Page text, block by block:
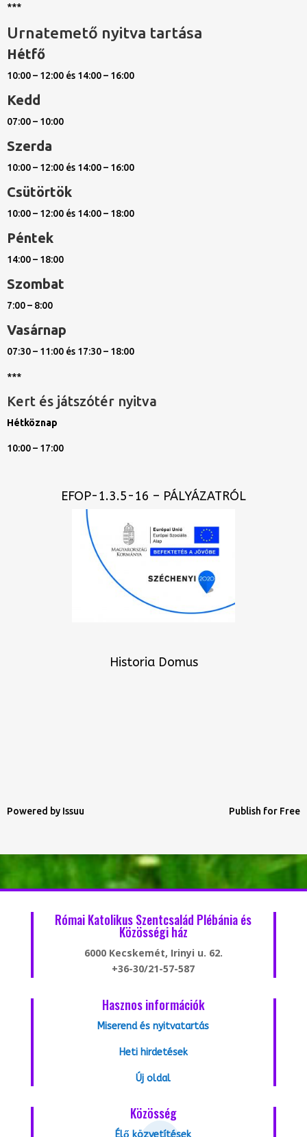
***
Urnatemető nyitva tartása
Hétfő
10:00 – 12:00 és 14:00 – 16:00
Kedd
07:00 – 10:00
Szerda
10:00 – 12:00 és 14:00 – 16:00
Csütörtök
10:00 – 12:00 és 14:00 – 18:00
Péntek
14:00 – 18:00
Szombat
7:00 – 8:00
Vasárnap
07:30 – 11:00 és 17:30 – 18:00
***
Kert és játszótér nyitva
Hétköznap
10:00 – 17:00
EFOP-1.3.5-16 – PÁLYÁZATRÓL
Historia Domus
Powered by Issuu Publish for Free
Római Katolikus Szentcsalád Plébánia és
Közösségi ház
6000 Kecskemét, Irinyi u. 62.
+36-30/21-57-587
Hasznos információk
Miserend és nyitvatartás
Heti hirdetések
Új oldal
Közösség
Élő közvetítések